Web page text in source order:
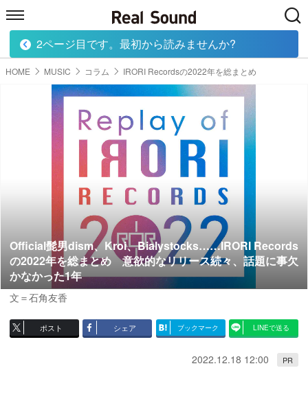
HOME MUSIC MOVIE TECH
HOME MUSIC コラム IRORI Recordsの2022年を総まとめ
Official髭男dism、Kroi、Bialystocks……IRORI Records
の2022年を総まとめ 意欲的なリリース続々、話題に事欠
かなかった1年
文＝石角友香
ポスト シェア ブックマーク LINEで送る
2022.12.18 12:00 PR
2ページ目です。最初から読みませんか?